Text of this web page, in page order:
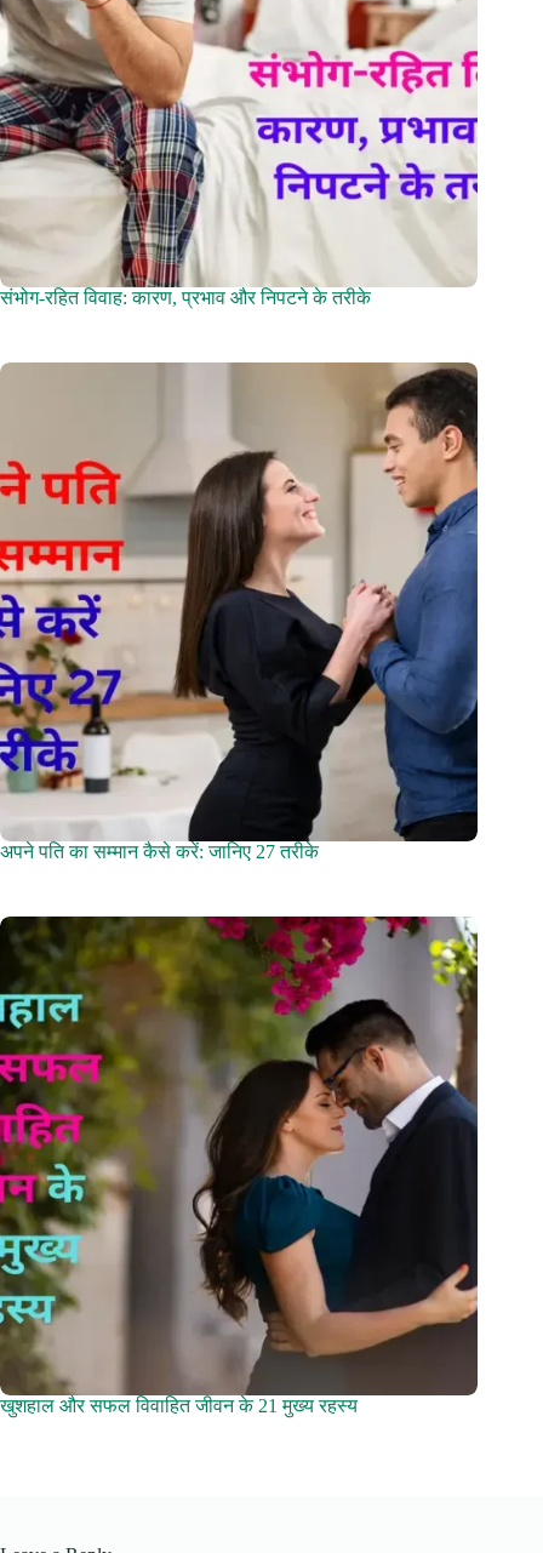
संभोग-रहित विवाह: कारण, प्रभाव और निपटने के तरीके
अपने पति का सम्मान कैसे करें: जानिए 27 तरीके
खुशहाल और सफल विवाहित जीवन के 21 मुख्य रहस्य